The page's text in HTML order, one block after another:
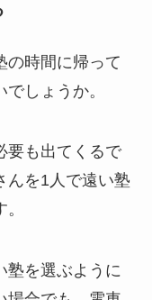
の時間に帰って
しょうか。
要も出てくるで
んを1人で遠い塾
塾を選ぶように